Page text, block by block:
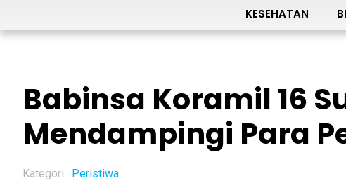
KESEHATAN
Babinsa Koramil 16
Mendampingi Para
Kategori : Peristiwa